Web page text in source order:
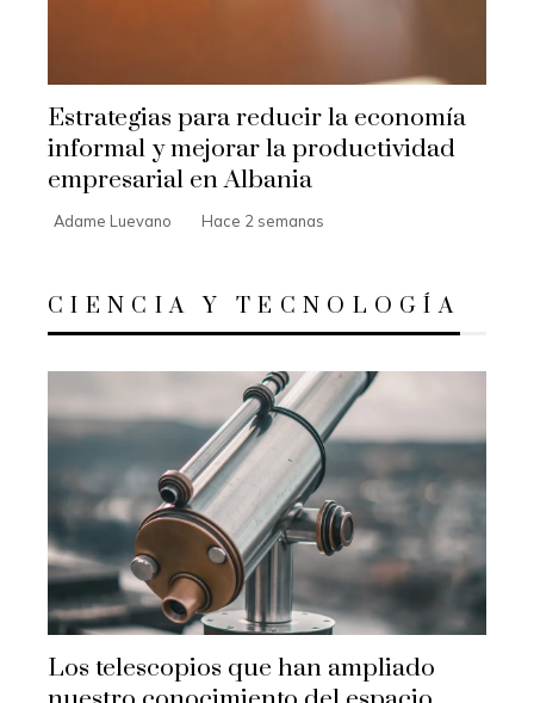
Estrategias para reducir la economía
informal y mejorar la productividad
empresarial en Albania
Adame Luevano Hace 2 semanas
CIENCIA Y TECNOLOGÍA
Los telescopios que han ampliado